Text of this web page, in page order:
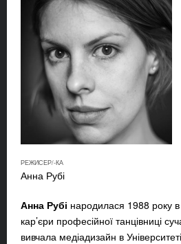
РЕЖИСЕР/-КА
Анна Рубі
Анна Рубі народилася 1988 року
кар’єри професійної танцівниці
вивчала медіадизайн в